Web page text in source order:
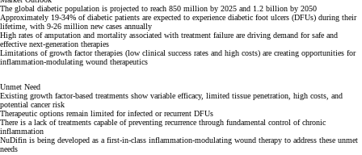
The global diabetic population is projected to reach 850 million by 2025 and 1.2 billion by 2050
Approximately 19-34% of diabetic patients are expected to experience diabetic foot ulcers (DFUs) during their
lifetime, with 9-26 million new cases annually
High rates of amputation and mortality associated with treatment failure are driving demand for safe and
effective next-generation therapies
Limitations of growth factor therapies (low clinical success rates and high costs) are creating opportunities for
inflammation-modulating wound therapeutics
Unmet Need
Existing growth factor-based treatments show variable efficacy, limited tissue penetration, high costs, and
potential cancer risk
Therapeutic options remain limited for infected or recurrent DFUs
There is a lack of treatments capable of preventing recurrence through fundamental control of chronic
inflammation
NuDifin is being developed as a first-in-class inflammation-modulating wound therapy to address these unmet
needs